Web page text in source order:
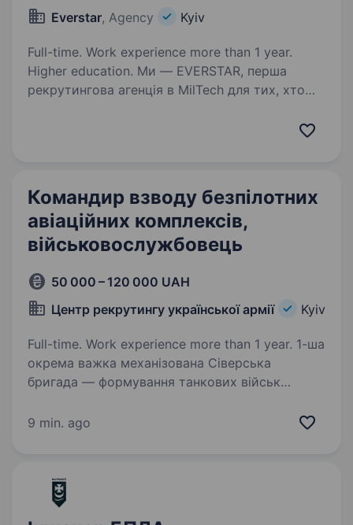
Everstar, Agency Kyiv
Full-time. Work experience more than 1 year.
Higher education. Ми — EVERSTAR, перша
рекрутингова агенція в MilTech для тих, хто
Але досить про нас, розказуємо про головну
Командир взводу безпілотних
авіаційних комплексів,
військовослужбовець
50 000 – 120 000 UAH
Центр рекрутингу української армії
Kyiv
Full-time. Work experience more than 1 year. 1-ша
окрема важка механізована Сіверська
бригада — формування танкових військ
України. Сьогодні ви стоїте перед вибором,
9 min. ago